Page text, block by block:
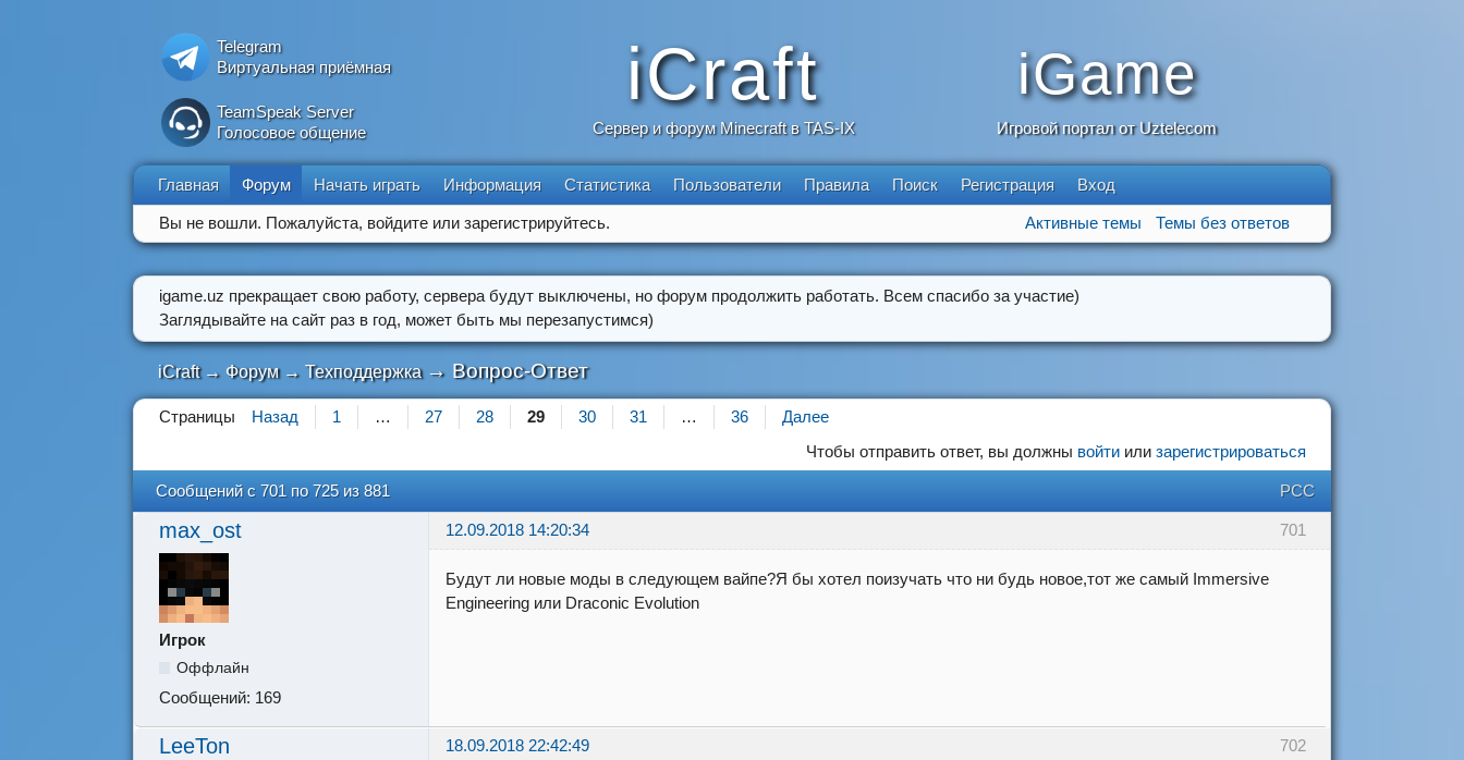
Telegram
Виртуальная приёмная
TeamSpeak Server
Голосовое общение
iCraft
Сервер и форум Minecraft в TAS-IX
iGame
Игровой портал от Uztelecom
Главная Форум Начать играть Информация Статистика Пользователи Правила Поиск Регистрация Вход
Вы не вошли. Пожалуйста, войдите или зарегистрируйтесь. Активные темы Темы без ответов
igame.uz прекращает свою работу, сервера будут выключены, но форум продолжить работать. Всем спасибо за участие)
Заглядывайте на сайт раз в год, может быть мы перезапустимся)
iCraft → Форум →Техподдержка → Вопрос-Ответ
Страницы Назад 1 … 27 28 29 30 31 … 36
Далее
Чтобы отправить ответ, вы должны войтиили зарегистрироваться
РСС
Сообщений с 701 по 725 из 881
701
max_ost 12.09.2018 14:20:34
Игрок
Оффлайн
Сообщений: 169
Будут ли новые моды в следующем вайпе?Я бы хотел поизучать что ни будь новое,тот же самый Immersive
Engineering или Draconic Evolution
702
LeeTon 18.09.2018 22:42:49